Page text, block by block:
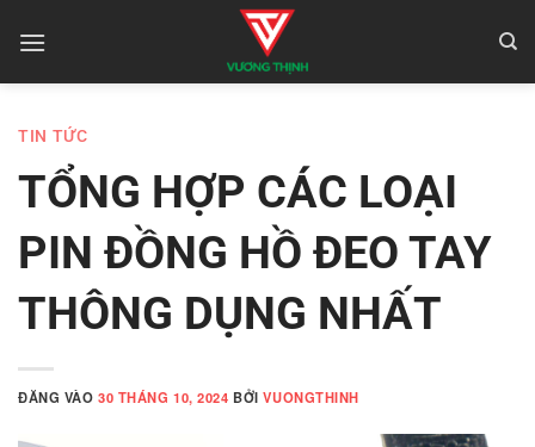
qua
TIN TỨC
TỔNG HỢP CÁC LOẠI
PIN ĐỒNG HỒ ĐEO TAY
THÔNG DỤNG NHẤT
ĐĂNG VÀO30 THÁNG 10, 2024 BỞIVUONGTHINH